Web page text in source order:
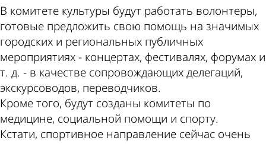
В комитете культуры будут работать волонтеры,
готовые предложить свою помощь на значимых
городских и региональных публичных
мероприятиях - концертах, фестивалях, форумах и
т. д. - в качестве сопровождающих делегаций,
экскурсоводов, переводчиков.
Кроме того, будут созданы комитеты по
медицине, социальной помощи и спорту.
Кстати, спортивное направление сейчас очень